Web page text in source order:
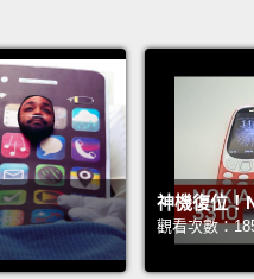
神機復位！
觀看次數：